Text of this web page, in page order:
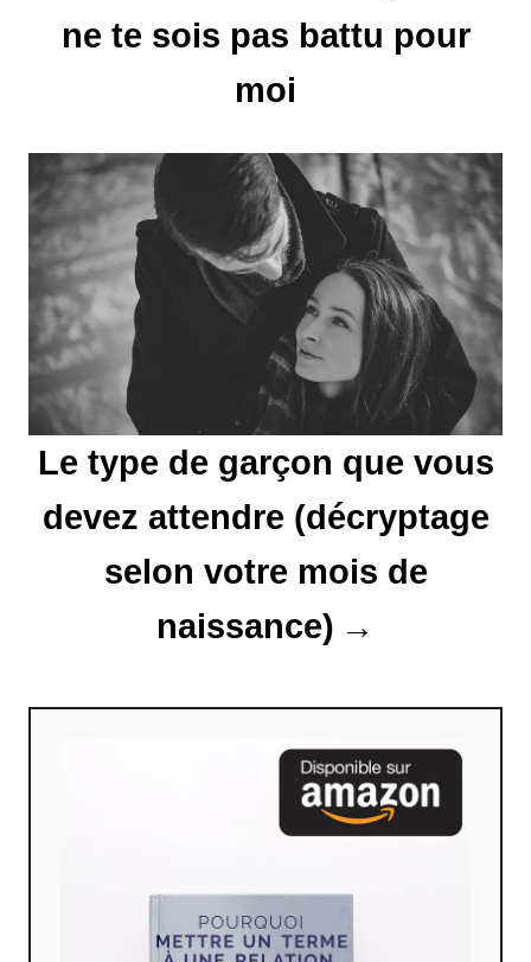
e
l
a
r
t
ne te sois pas battu pour
moi
Le type de garçon que vous
devez attendre (décryptage
selon votre mois de
naissance)